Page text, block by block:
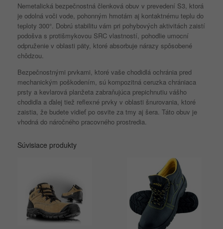
Nemetalická bezpečnostná členková obuv v prevedení S3, ktorá
je odolná voči vode, pohonným hmotám aj kontaktnému teplu do
teploty 300°. Dobrú stabilitu vám pri pohybových aktivitách zaistí
podošva s protišmykovou SRC vlastností, pohodlie umocní
odpruženie v oblasti päty, ktoré absorbuje nárazy spôsobené
chôdzou.
Bezpečnostnými prvkami, ktoré vaše chodidlá ochránia pred
mechanickým poškodením, sú kompozitná ceruzka chrániaca
prsty a kevlarová planžeta zabraňujúca prepichnutiu vášho
chodidla a ďalej tiež reflexné prvky v oblasti šnurovania, ktoré
zaistia, že budete vidieť po osvite za tmy aj šera. Táto obuv je
vhodná do náročného pracovného prostredia.
Súvisiace produkty